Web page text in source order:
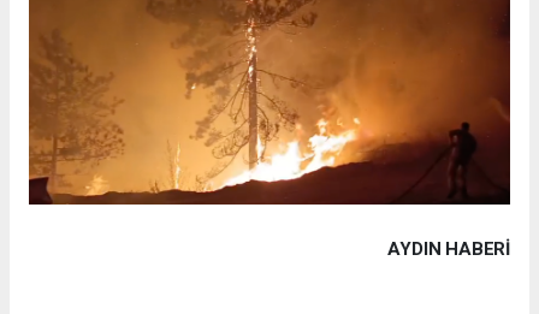
AYDIN HABERİ